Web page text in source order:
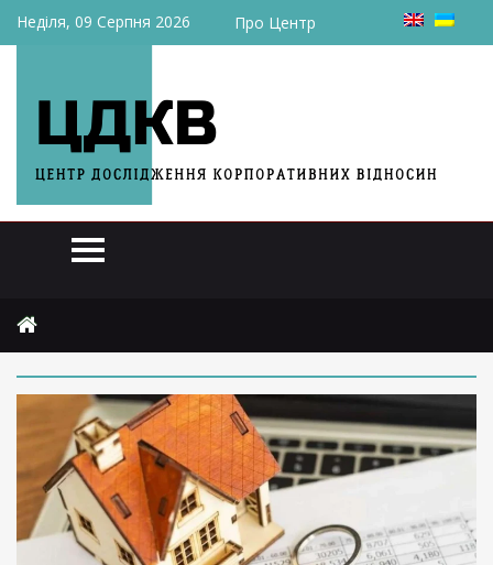
Неділя, 09 Серпня 2026 Про Центр